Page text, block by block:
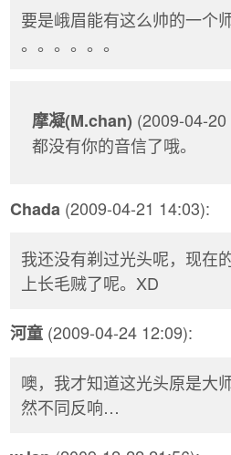
要是峨眉能有这么帅的一个
。。。。。。
摩凝(M.chan) (2009-04-
都没有你的音信了哦。
Chada (2009-04-21 14:03):
我还没有剃过光头呢，现在
上长毛贼了呢。XD
河童 (2009-04-24 12:09):
噢，我才知道这光头原是大
然不同反响…